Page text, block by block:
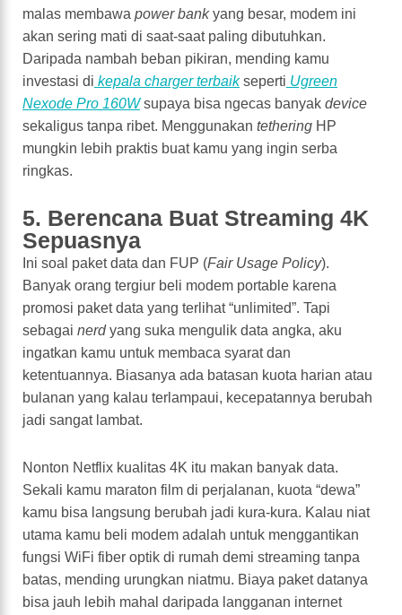
malas membawa power bankyang besar, modem ini
akan sering mati di saat-saat paling dibutuhkan.
Daripada nambah beban pikiran, mending kamu
investasi di kepala charger terbaikseperti Ugreen
Nexode Pro 160Wsupaya bisa ngecas banyak device
sekaligus tanpa ribet. Menggunakan tethering HP
mungkin lebih praktis buat kamu yang ingin serba
ringkas.
5. Berencana Buat Streaming 4K
Sepuasnya
Ini soal paket data dan FUP (Fair Usage Policy).
Banyak orang tergiur beli modem portable karena
promosi paket data yang terlihat “unlimited”. Tapi
sebagai nerdyang suka mengulik data angka, aku
ingatkan kamu untuk membaca syarat dan
ketentuannya. Biasanya ada batasan kuota harian atau
bulanan yang kalau terlampaui, kecepatannya berubah
jadi sangat lambat.
Nonton Netflix kualitas 4K itu makan banyak data.
Sekali kamu maraton film di perjalanan, kuota “dewa”
kamu bisa langsung berubah jadi kura-kura. Kalau niat
utama kamu beli modem adalah untuk menggantikan
fungsi WiFi fiber optik di rumah demi streaming tanpa
batas, mending urungkan niatmu. Biaya paket datanya
bisa jauh lebih mahal daripada langganan internet